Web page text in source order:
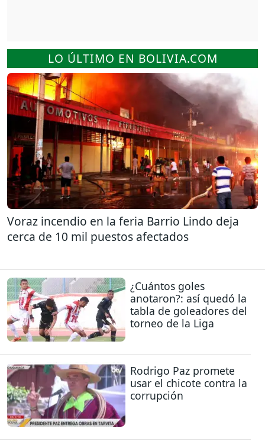
LO ÚLTIMO EN BOLIVIA.COM
Voraz incendio en la feria Barrio Lindo deja
cerca de 10 mil puestos afectados
¿Cuántos goles
anotaron?: así quedó la
tabla de goleadores del
torneo de la Liga
Rodrigo Paz promete
usar el chicote contra la
corrupción